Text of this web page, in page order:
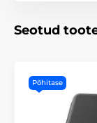
Seotud
Põhitase